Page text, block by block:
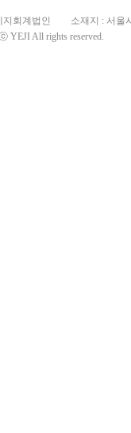
지회계법인
소재지 : 서울
YEJI All rights reserved.